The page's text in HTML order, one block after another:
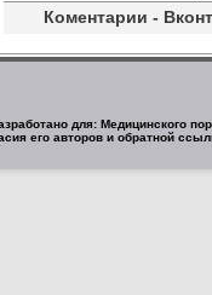
Коментарии -
для: Медицинского
его авторов и обратной